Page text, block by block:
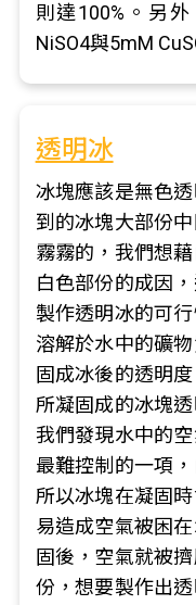
則達100%。另
NiSO4與5mM
透明冰
冰塊應該是無色
到的冰塊大部份
霧霧的，我們想
白色部份的成因
製作透明冰的可
溶解於水中的礦
固成冰後的透明
所凝固成的冰塊
我們發現水中的
最難控制的一項
所以冰塊在凝固
易造成空氣被困
固後，空氣就被
份，想要製作出